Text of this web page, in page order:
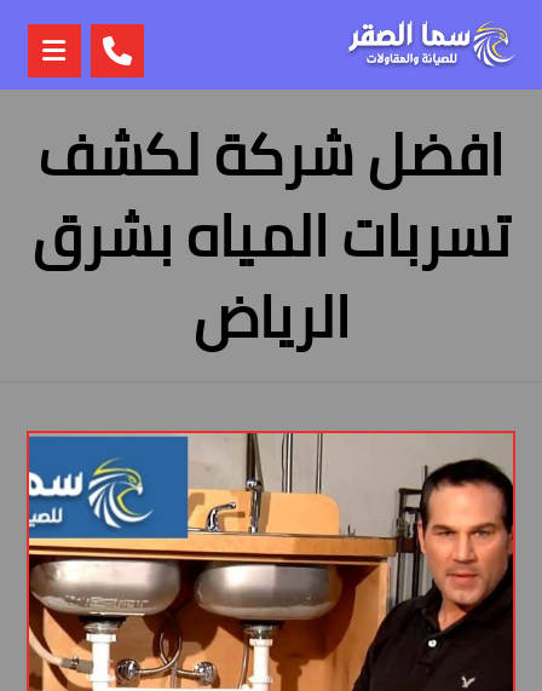
افضل شركة لكشف
تسربات المياه بشرق
الرياض